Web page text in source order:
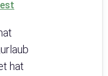
hat